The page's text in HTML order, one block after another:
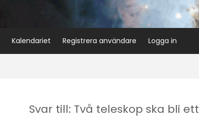
Kalendariet Registrera användare Logga in
Svar till: Två teleskop ska bli ett